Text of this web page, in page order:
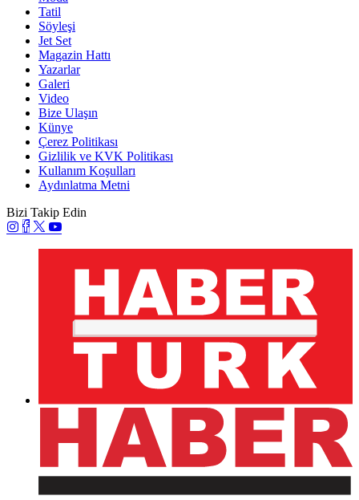
Tatil
Söyleşi
Jet Set
Magazin Hattı
Yazarlar
Galeri
Video
Bize Ulaşın
Künye
Çerez Politikası
Gizlilik ve KVK Politikası
Kullanım Koşulları
Aydınlatma Metni
Bizi Takip Edin